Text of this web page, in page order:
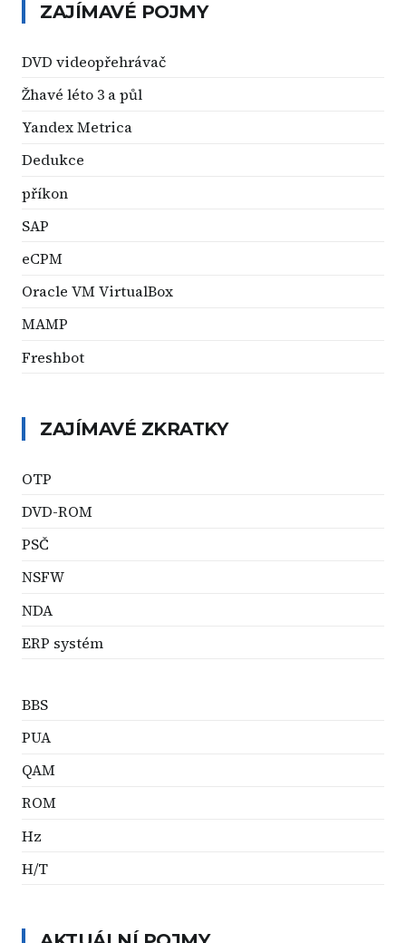
ZAJÍMAVÉ POJMY
DVD videopřehrávač
Žhavé léto 3 a půl
Yandex Metrica
Dedukce
příkon
SAP
eCPM
Oracle VM VirtualBox
MAMP
Freshbot
ZAJÍMAVÉ ZKRATKY
OTP
DVD-ROM
PSČ
NSFW
NDA
ERP systém
BBS
PUA
QAM
ROM
Hz
H/T